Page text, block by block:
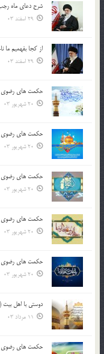
شرح دعای ماه
29 اسفند 03
از كجا بفهميم ما
29 اسفند 03
حکمت های رضوی –
20 شهریور 03
حکمت های رضوی
20 شهریور 03
حکمت های رضوی –
20 شهریور 03
حکمت های رضوی
20 شهریور 03
حکمت های رضوی
20 شهریور 03
دوستی با اهل
11 مرداد 03
حکمت های رضوی